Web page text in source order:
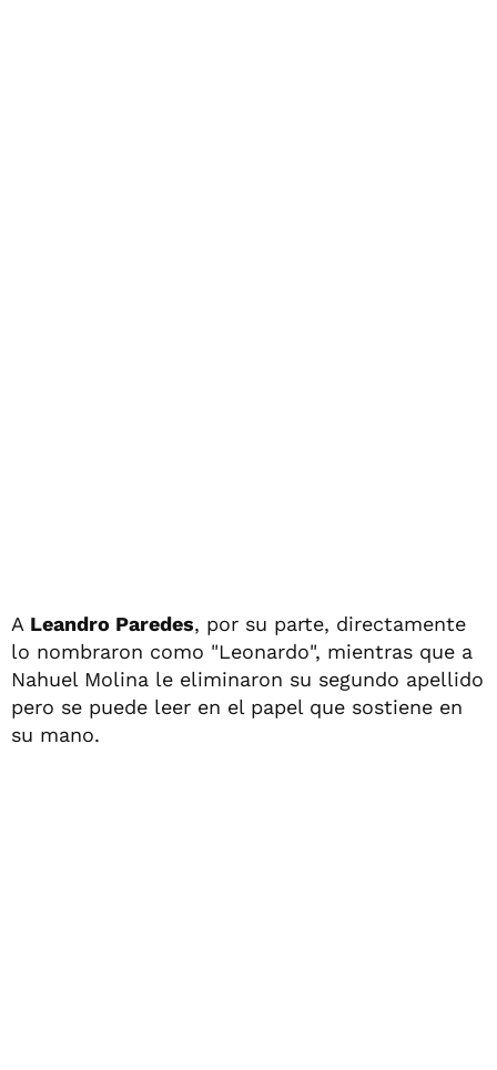
A Leandro Paredes, por su parte, directamente
lo nombraron como "Leonardo", mientras que a
Nahuel Molina le eliminaron su segundo apellido
pero se puede leer en el papel que sostiene en
su mano.